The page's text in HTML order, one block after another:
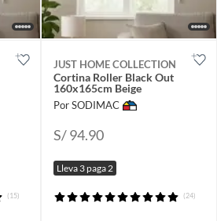
(15)
JUST HOME COLLECTION
Cortina Roller Black Out
160x165cm Beige
Por SODIMAC
S/ 94.90
Lleva 3 paga 2
(24)